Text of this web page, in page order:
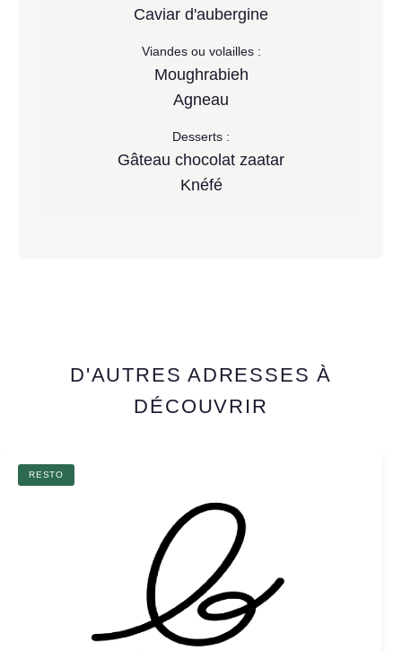
Caviar d'aubergine
Viandes ou volailles :
Moughrabieh
Agneau
Desserts :
Gâteau chocolat zaatar
Knéfé
D'AUTRES ADRESSES À
DÉCOUVRIR
RESTO